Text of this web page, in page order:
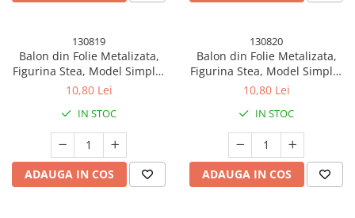
130819
Balon din Folie Metalizata,
Figurina Stea, Model Simplu,
Tematica Aniversare, 40 cm,
Umflare cu Aer sau Heliu,
Argintiu
10,80 Lei
IN STOC
ADAUGA IN COS
130820
Balon din Folie Metalizata,
Figurina Stea, Model Simplu,
Tematica Aniversare, 40 cm,
Umflare cu Aer sau Heliu,
Rose
10,80 Lei
IN STOC
ADAUGA IN COS